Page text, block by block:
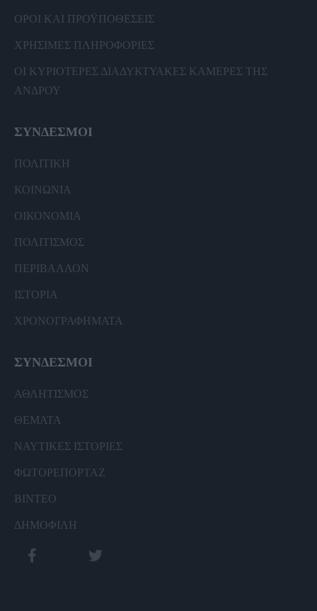
ΟΡΟΙ ΚΑΙ ΠΡΟΫΠΟΘΕΣΕΙΣ
ΧΡΗΣΙΜΕΣ ΠΛΗΡΟΦΟΡΙΕΣ
ΟΙ ΚΥΡΙΟΤΕΡΕΣ ΔΙΑΔΥΚΤΥΑΚΕΣ ΚΑΜΕΡΕΣ ΤΗΣ
ΑΝΔΡΟΥ
ΣΥΝΔΕΣΜΟΙ
ΠΟΛΙΤΙΚΗ
ΚΟΙΝΩΝΙΑ
ΟΙΚΟΝΟΜΙΑ
ΠΟΛΙΤΙΣΜΟΣ
ΠΕΡΙΒΑΛΛΟΝ
ΙΣΤΟΡΙΑ
ΧΡΟΝΟΓΡΑΦΗΜΑΤΑ
ΣΥΝΔΕΣΜΟΙ
ΑΘΛΗΤΙΣΜΟΣ
ΘΕΜΑΤΑ
ΝΑΥΤΙΚΕΣ ΙΣΤΟΡΙΕΣ
ΦΩΤΟΡΕΠΟΡΤΑΖ
ΒΙΝΤΕΟ
ΔΗΜΟΦΙΛΗ